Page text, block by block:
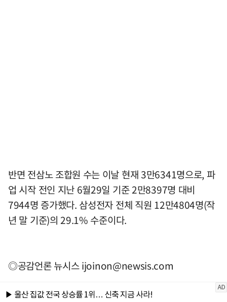
반면 전삼노 조합원 수는 이날 현재 3만6341명으로, 파
업 시작 전인 지난 6월29일 기준 2만8397명 대비
7944명 증가했다. 삼성전자 전체 직원 12만4804명(작
년 말 기준)의 29.1% 수준이다.
◎공감언론 뉴시스ijoinon@newsis.com